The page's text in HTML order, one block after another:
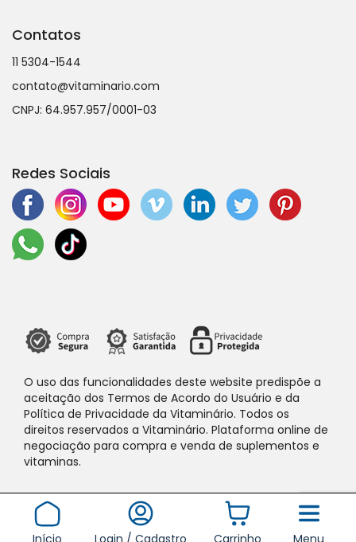
Contatos
11 5304-1544
contato@vitaminario.com
CNPJ: 64.957.957/0001-03
Redes Sociais
O uso das funcionalidades deste website predispõe a
aceitação dos Termos de Acordo do Usuário e da
Política de Privacidade da Vitaminário. Todos os
direitos reservados a Vitaminário. Plataforma online de
negociação para compra e venda de suplementos e
vitaminas.
Início Login / Cadastro Carrinho Menu